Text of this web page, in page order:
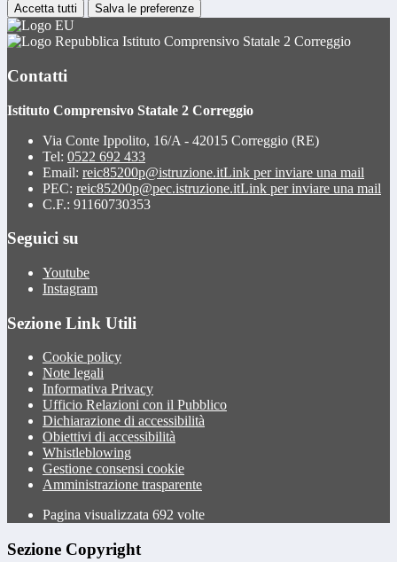
Accetta tutti Salva le preferenze
Istituto Comprensivo Statale 2 Correggio
Contatti
Istituto Comprensivo Statale 2 Correggio
Via Conte Ippolito, 16/A - 42015 Correggio (RE)
Tel: 0522 692 433
Email: reic85200p@istruzione.itLink per inviare una mail
PEC: reic85200p@pec.istruzione.itLink per inviare una mail
C.F.: 91160730353
Seguici su
Youtube
Instagram
Sezione Link Utili
Cookie policy
Note legali
Informativa Privacy
Ufficio Relazioni con il Pubblico
Dichiarazione di accessibilità
Obiettivi di accessibilità
Whistleblowing
Gestione consensi cookie
Amministrazione trasparente
Pagina visualizzata 692 volte
Sezione Copyright